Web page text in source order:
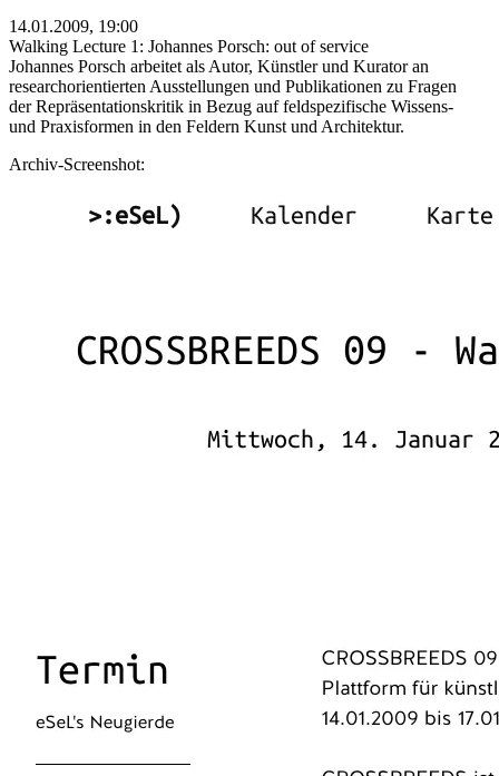
14.01.2009, 19:00
Walking Lecture 1: Johannes Porsch: out of service
Johannes Porsch arbeitet als Autor, Künstler und Kurator an
researchorientierten Ausstellungen und Publikationen zu Fragen
der Repräsentationskritik in Bezug auf feldspezifische Wissens-
und Praxisformen in den Feldern Kunst und Architektur.
Archiv-Screenshot: